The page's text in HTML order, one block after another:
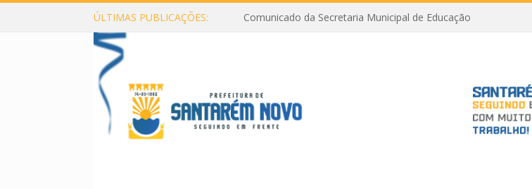
ÚLTIMAS PUBLICAÇÕES: Comunicado da Secretaria Municipal de Educação